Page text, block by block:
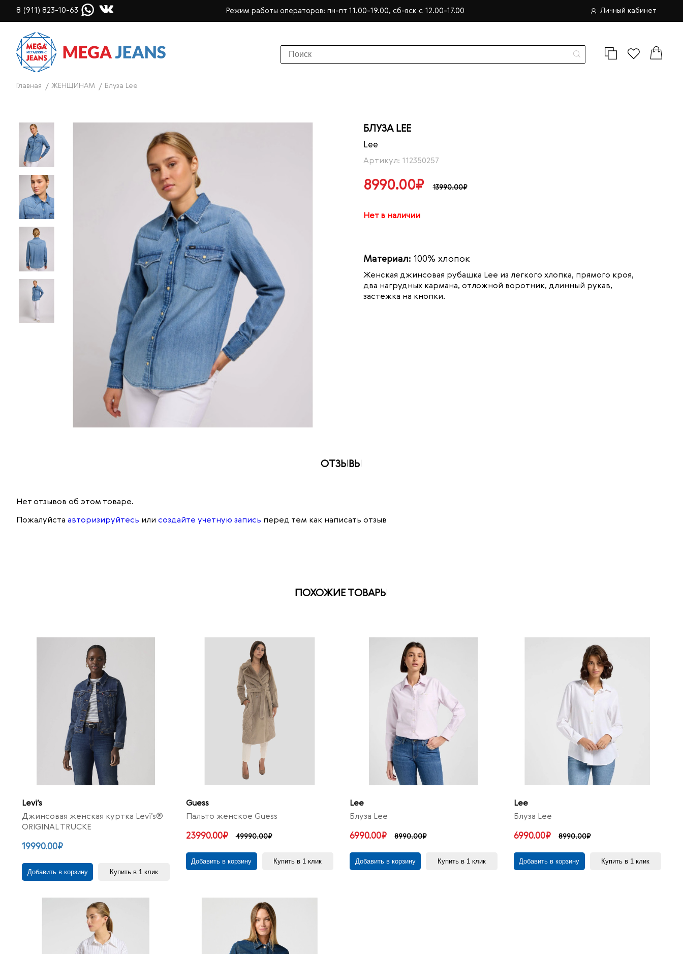
8 (911) 823-10-63 Режим работы операторов: пн-пт 11.00-19.00, сб-вск с 12.00-17.00 Личный кабинет
Главная ЖЕНЩИНАМ Блуза Lee
БЛУЗА LEE
Lee
Артикул: 112350257
8990.00₽ 13990.00₽
Нет в наличии
Материал: 100% хлопок
Женская джинсовая рубашка Lee из легкого хлопка, прямого кроя,
два нагрудных кармана, отложной воротник, длинный рукав,
застежка на кнопки.
ОТЗЫВЫ
Нет отзывов об этом товаре.
Пожалуйста авторизируйтесь или создайте учетную запись перед тем как написать отзыв
ПОХОЖИЕ ТОВАРЫ
Levi’s
Джинсовая женская куртка Levi’s®
ORIGINAL TRUCKE
19990.00₽
Добавить в корзину Купить в 1 клик
Guess
Пальто женское Guess
23990.00₽ 49990.00₽
Добавить в корзину Купить в 1 клик
Lee
Блуза Lee
6990.00₽ 8990.00₽
Добавить в корзину Купить в 1 клик
Lee
Блуза Lee
6990.00₽ 8990.00₽
Добавить в корзину Купить в 1 клик